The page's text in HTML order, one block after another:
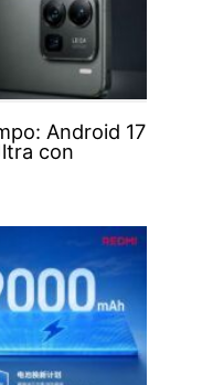
Android 17
con